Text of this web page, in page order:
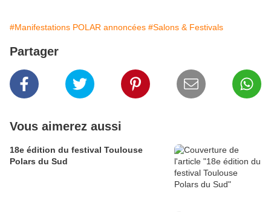
#Manifestations POLAR annoncées #Salons & Festivals
Partager
Vous aimerez aussi
18e édition du festival Toulouse
Polars du Sud